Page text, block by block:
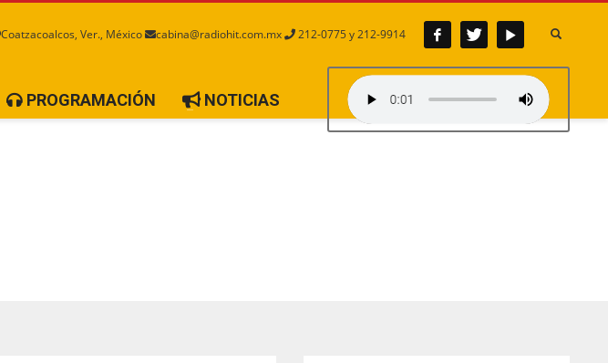
Coatzacoalcos, Ver., México cabina@radiohit.com.mx 212-0775 y 212-9914
PROGRAMACIÓN NOTICIAS